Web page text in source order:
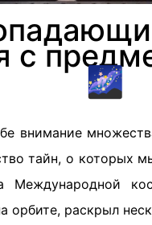
с
🌌
внимание
тайн, о которых
Международной
орбите, раскрыл